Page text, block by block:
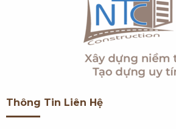
Thông Tin Liên Hệ